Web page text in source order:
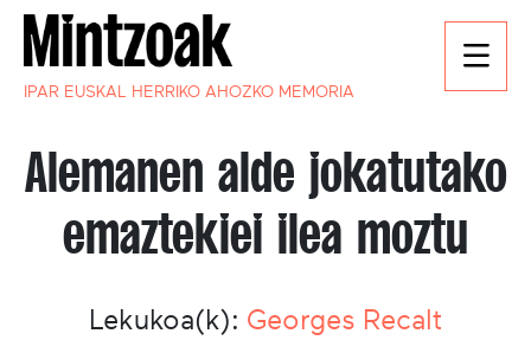
IPAR EUSKAL HERRIKO AHOZKO MEMORIA
Alemanen alde jokatutako
emaztekiei ilea moztu
Lekukoa(k): Georges Recalt